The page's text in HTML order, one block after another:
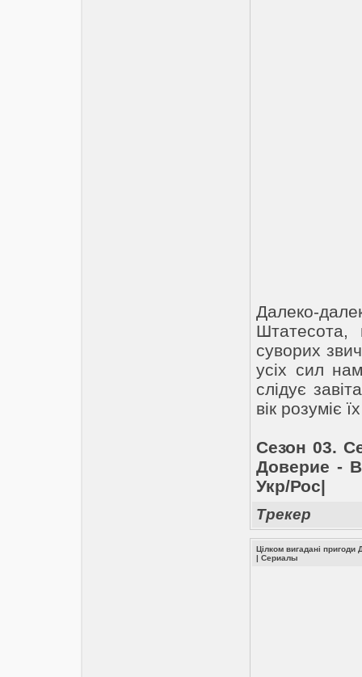
Далеко-
Штатесота,
суворих
усіх сил
слідує
вік розуміє
Сезон 03.
Доверие -
Укр/Рос|
Трекер
Цілком вигадані
| Сериалы